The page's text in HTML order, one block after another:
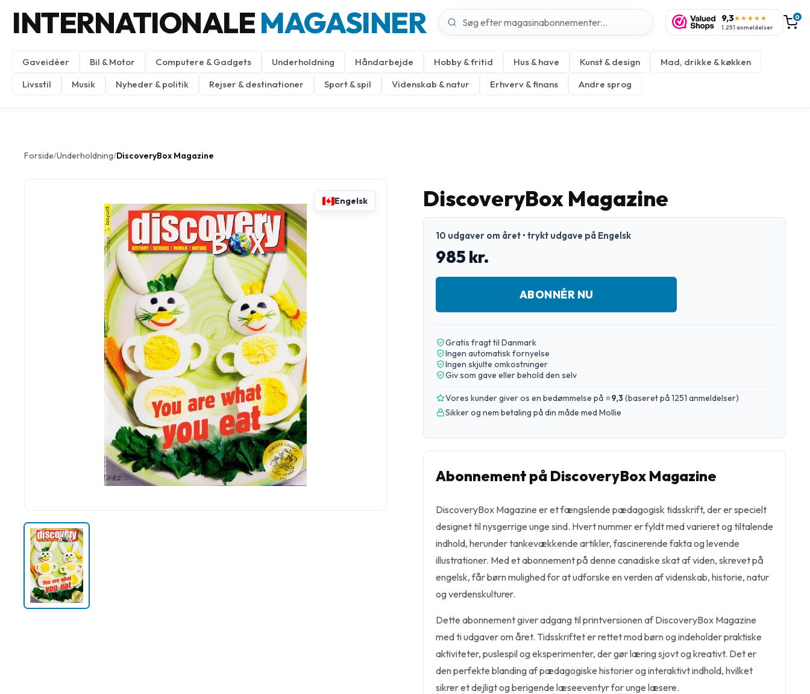
INTERNATIONALEMAGASINER 9,3★★★★★
1.251 anmeldelser
0
Gaveidéer Bil & Motor Computere & Gadgets Underholdning Håndarbejde Hobby & fritid Hus & have Kunst & design
Mad, drikke & køkken
Livsstil
Musik Nyheder & politik Rejser & destinationer Sport & spil Videnskab & natur Erhverv & finans Andre sprog
Forside/Underholdning/DiscoveryBox Magazine
Engelsk DiscoveryBox Magazine
10 udgaver om året • trykt udgave på Engelsk
985 kr.
ABONNÉR NU
Gratis fragt til Danmark
Ingen automatisk fornyelse
Ingen skjulte omkostninger
Giv som gave eller behold den selv
Vores kunder giver os en bedømmelse på ⭐9,3(baseret på 1251 anmeldelser)
Sikker og nem betaling på din måde med Mollie
Abonnement på DiscoveryBox Magazine
DiscoveryBox Magazine er et fængslende pædagogisk tidsskrift, der er specielt
designet til nysgerrige unge sind. Hvert nummer er fyldt med varieret og tiltalende
indhold, herunder tankevækkende artikler, fascinerende fakta og levende
illustrationer. Med et abonnement på denne canadiske skat af viden, skrevet på
engelsk, får børn mulighed for at udforske en verden af videnskab, historie, natur
og verdenskulturer.
Dette abonnement giver adgang til printversionen af DiscoveryBox Magazine
med ti udgaver om året. Tidsskriftet er rettet mod børn og indeholder praktiske
aktiviteter, puslespil og eksperimenter, der gør læring sjovt og kreativt. Det er
den perfekte blanding af pædagogiske historier og interaktivt indhold, hvilket
sikrer et dejligt og berigende læseeventyr for unge læsere.